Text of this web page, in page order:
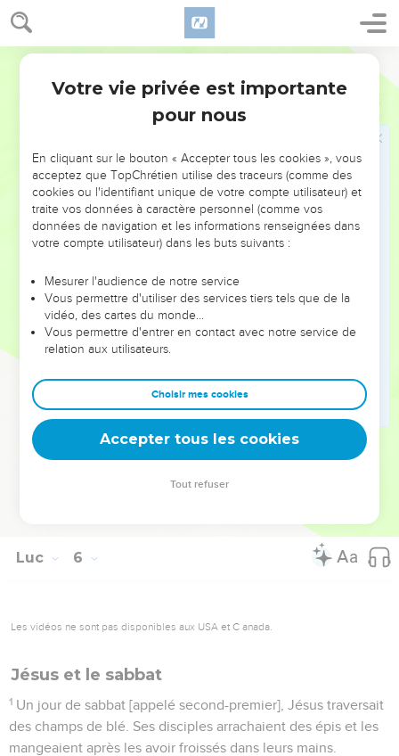
5
32 Je ne suis pas venu appeler des justes, mais des
pécheurs, à changer d’attitude. »
Jésus et le jeûne
Ils lui dirent : « Pourquoi les disciples de Jean, tout comme
ceux des pharisiens, jeûnent-ils fréquemment et font-ils des
prières, tandis que les tiens mangent et boivent ? »
Jésus leur répondit : « Pouvez-vous faire jeûner les invités
à la noce pendant que le marié est avec eux ?
Les jours viendront où le marié leur sera enlevé, alors ils
Il leur dit aussi une parabole : « Personne ne déchire un
morceau de tissu d'un habit neuf pour le mettre à un vieil
habit, sinon il déchire l'habit neuf et le morceau qu'il en a
pris n'est pas assorti avec le vieux.
Et personne ne met du vin nouveau dans de vieilles
outres, sinon le vin nouveau fait éclater les outres, il coule et
les outres sont perdues.
Mais il faut mettre le vin nouveau dans des outres neuves
Luc 6
Les vidéos ne sont pas disponibles aux USA et C anada.
Jésus et le sabbat
1 Un jour de sabbat [appelé second-premier], Jésus traversait
des champs de blé. Ses disciples arrachaient des épis et les
mangeaient après les avoir froissés dans leurs mains.
Votre vie privée est importante
pour nous
En cliquant sur le bouton « Accepter tous les cookies », vous
acceptez que TopChrétien utilise des traceurs (comme des
cookies ou l'identifiant unique de votre compte utilisateur) et
traite vos données à caractère personnel (comme vos
données de navigation et les informations renseignées dans
votre compte utilisateur) dans les buts suivants :
Mesurer l'audience de notre service
Vous permettre d'utiliser des services tiers tels que de la
vidéo, des cartes du monde…
Vous permettre d'entrer en contact avec notre service de
relation aux utilisateurs.
Choisir mes cookies
Accepter tous les cookies
Tout refuser